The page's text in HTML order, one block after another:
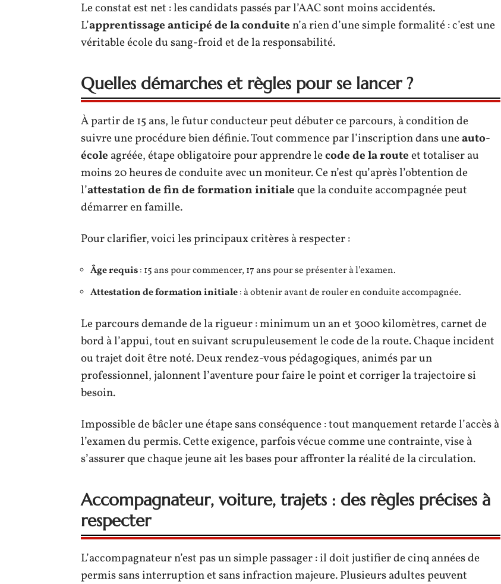
Le constat est net : les candidats passés par l’AAC sont moins accidentés.
L’apprentissage anticipé de la conduiten’a rien d’une simple formalité : c’est une
véritable école du sang-froid et de la responsabilité.
Quelles démarches et règles pour se lancer ?
À partir de 15 ans, le futur conducteur peut débuter ce parcours, à condition de
suivre une procédure bien définie. Tout commence par l’inscription dans uneauto-
école agréée, étape obligatoire pour apprendre lecode de la routeet totaliser au
moins 20 heures de conduite avec un moniteur. Ce n’est qu’après l’obtention de
l’attestation de fin de formation initialeque la conduite accompagnée peut
démarrer en famille.
Pour clarifier, voici les principaux critères à respecter :
Âge requis: 15 ans pour commencer, 17 ans pour se présenter à l’examen.
Attestation de formation initiale: à obtenir avant de rouler en conduite accompagnée.
Le parcours demande de la rigueur : minimum un an et 3000 kilomètres, carnet de
bord à l’appui, tout en suivant scrupuleusement le code de la route. Chaque incident
ou trajet doit être noté. Deux rendez-vous pédagogiques, animés par un
professionnel, jalonnent l’aventure pour faire le point et corriger la trajectoire si
besoin.
Impossible de bâcler une étape sans conséquence : tout manquement retarde l’accès à
l’examen du permis. Cette exigence, parfois vécue comme une contrainte, vise à
s’assurer que chaque jeune ait les bases pour affronter la réalité de la circulation.
Accompagnateur, voiture, trajets : des règles précises à
respecter
L’accompagnateur n’est pas un simple passager : il doit justifier de cinq années de
permis sans interruption et sans infraction majeure. Plusieurs adultes peuvent